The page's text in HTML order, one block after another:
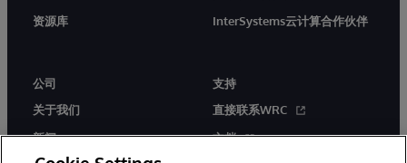
资源库
InterSystems云计算合作伙伴
公司
关于我们
新闻
支持
直接联系WRC
文档